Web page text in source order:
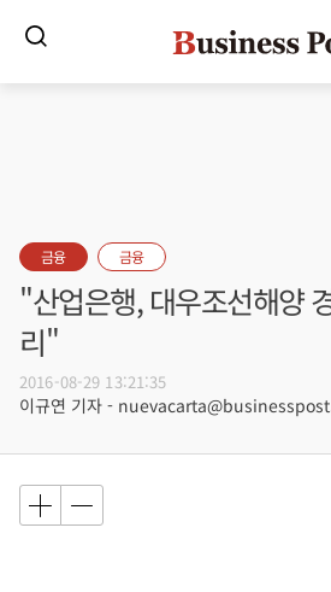
금융 금융
"산업은행, 대우조선해양
리"
2016-08-29 13:21:35
이규연 기자 -